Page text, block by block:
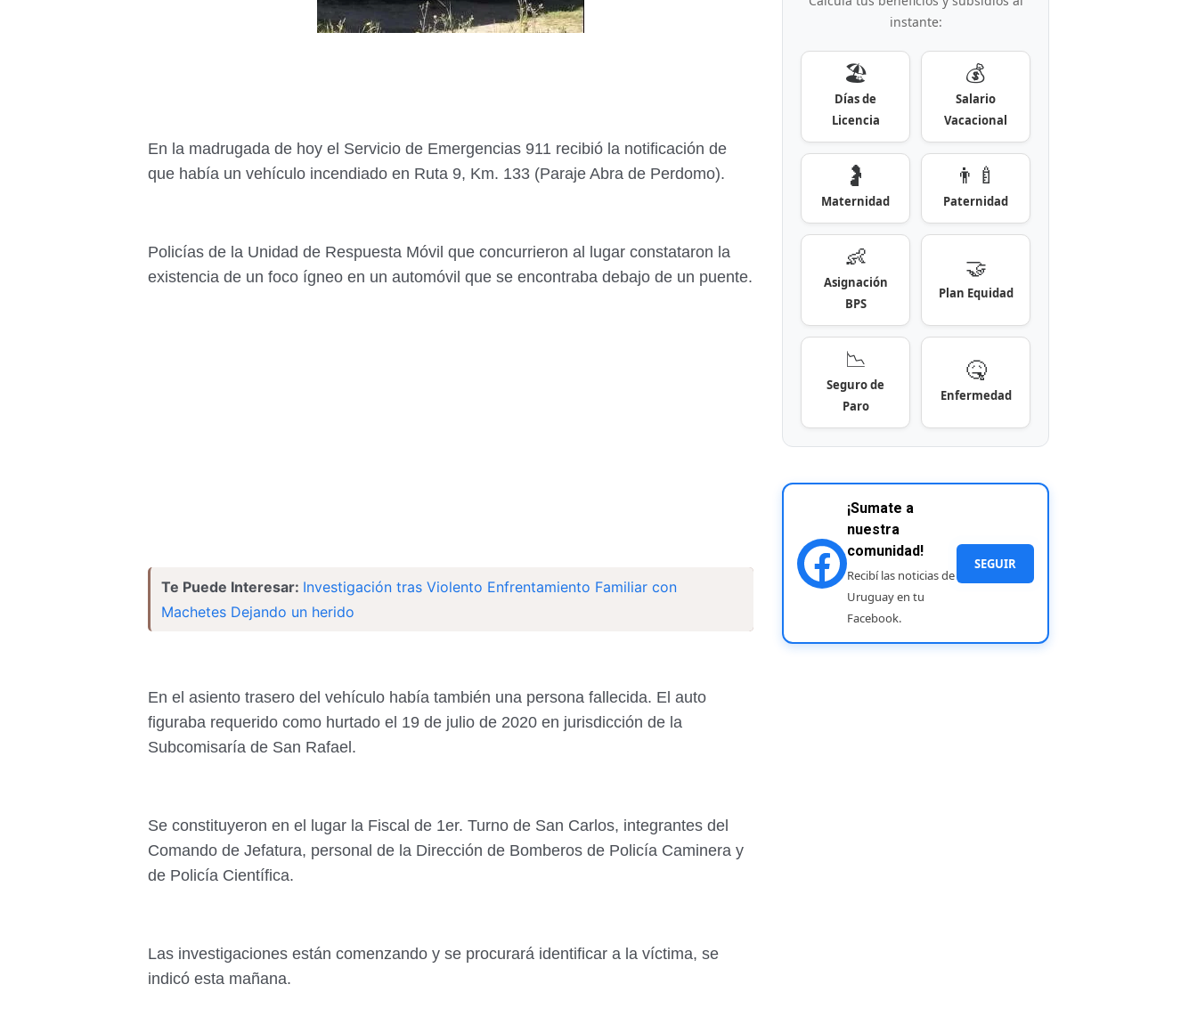
En la madrugada de hoy el Servicio de Emergencias 911 recibió la notificación de
que había un vehículo incendiado en Ruta 9, Km. 133 (Paraje Abra de Perdomo).
Policías de la Unidad de Respuesta Móvil que concurrieron al lugar constataron la
existencia de un foco ígneo en un automóvil que se encontraba debajo de un puente.
Te Puede Interesar: Investigación tras Violento Enfrentamiento Familiar con
Machetes Dejando un herido
En el asiento trasero del vehículo había también una persona fallecida. El auto
figuraba requerido como hurtado el 19 de julio de 2020 en jurisdicción de la
Subcomisaría de San Rafael.
Se constituyeron en el lugar la Fiscal de 1er. Turno de San Carlos, integrantes del
Comando de Jefatura, personal de la Dirección de Bomberos de Policía Caminera y
de Policía Científica.
Las investigaciones están comenzando y se procurará identificar a la víctima, se
indicó esta mañana.
instante:
🏖️
Días de
Licencia
💰
Salario
Vacacional
🤰
Maternidad
👨‍🍼
Paternidad
👶
Asignación
BPS
🤝
Plan Equidad
📉
Seguro de
Paro
🤒
Enfermedad
¡Sumate a
nuestra
comunidad!
Recibí las noticias de
Uruguay en tu
Facebook.
SEGUIR